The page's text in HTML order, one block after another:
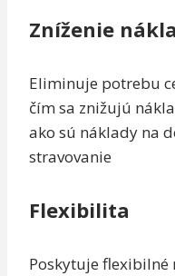
Zníženie
Eliminuje potrebu
čím sa znižujú
ako sú náklady na
stravovanie
Flexibilita
Poskytuje